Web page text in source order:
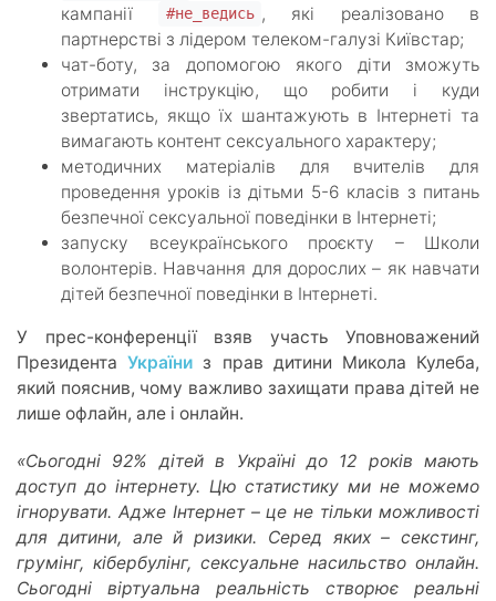
кампанії
#не_ведись , які реалізовано в
партнерстві з лідером телеком-галузі Київстар;
чат-боту, за допомогою якого діти зможуть
отримати інструкцію, що робити і куди
звертатись, якщо їх шантажують в Інтернеті та
вимагають контент сексуального характеру;
методичних матеріалів для вчителів для
проведення уроків із дітьми 5-6 класів з питань
безпечної сексуальної поведінки в Інтернеті;
запуску всеукраїнського проєкту – Школи
волонтерів. Навчання для дорослих – як навчати
дітей безпечної поведінки в Інтернеті.
У прес-конференції взяв участь Уповноважений
ПрезидентаУкраїни з прав дитини Микола Кулеба,
який пояснив, чому важливо захищати права дітей не
лише офлайн, але і онлайн.
«Сьогодні 92% дітей в Україні до 12 років мають
доступ до інтернету. Цю статистику ми не можемо
ігнорувати. Адже Інтернет – це не тільки можливості
для дитини, але й ризики. Серед яких – секстинг,
грумінг, кібербулінг, сексуальне насильство онлайн.
Сьогодні віртуальна реальність створює реальні